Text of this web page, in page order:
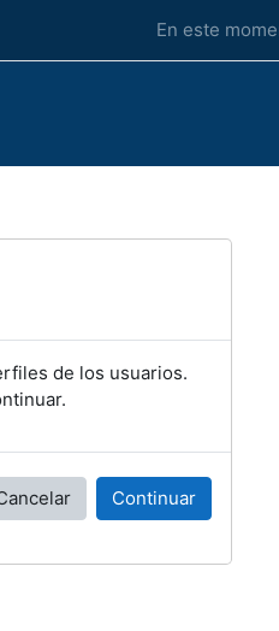
En este
de los usuarios.
Continuar